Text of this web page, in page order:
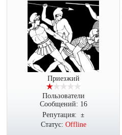
Приезжий
Пользователи
Сообщений: 16
Репутация: ±
Статус: Offline